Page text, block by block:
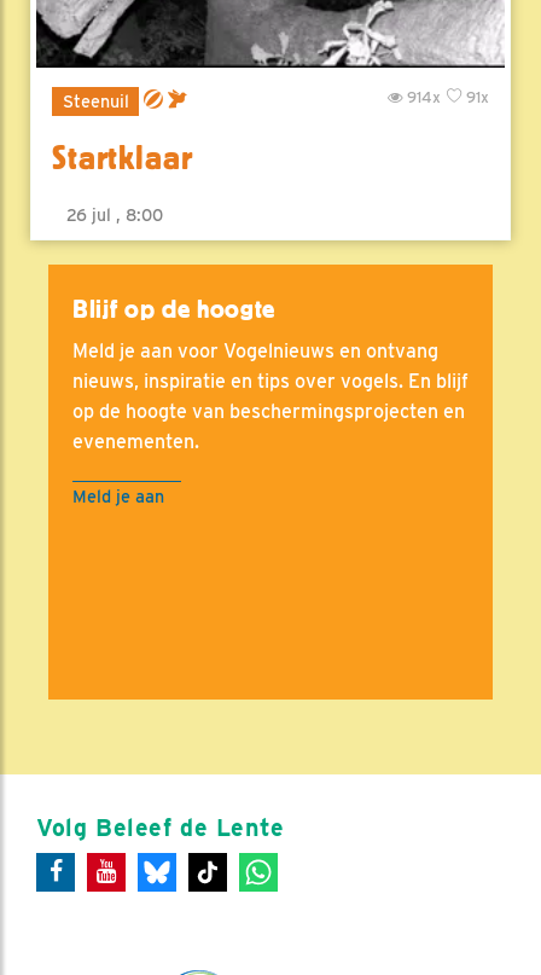
Steenuil 91x
914x
Startklaar
26 jul , 8:00
Blijf op de hoogte
Meld je aan voor Vogelnieuws en ontvang
nieuws, inspiratie en tips over vogels. En blijf
op de hoogte van beschermingsprojecten en
evenementen.
Meld je aan
Volg Beleef de Lente